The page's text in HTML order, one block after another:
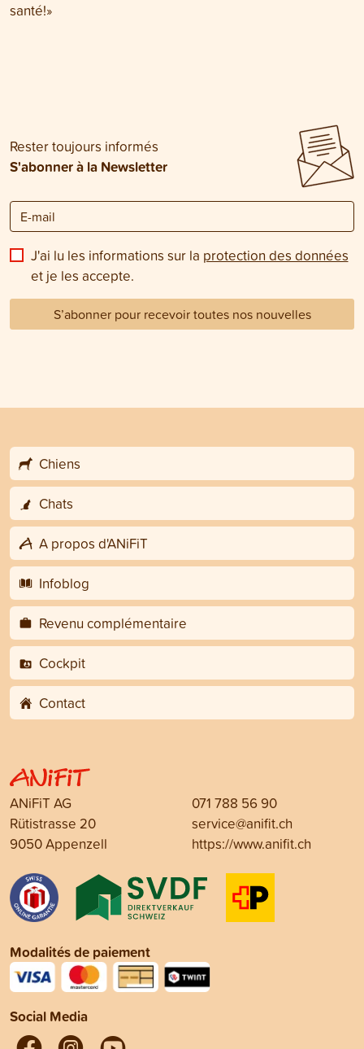
santé!»
Rester toujours informés
S'abonner à la Newsletter
J'ai lu les informations sur la protection des données
et je les accepte.
S’abonner pour recevoir toutes nos nouvelles
Chiens
Chats
A propos d'ANiFiT
Infoblog
Revenu complémentaire
Cockpit
Contact
ANiFiT AG
Rütistrasse 20
9050 Appenzell
071 788 56 90
service@anifit.ch
https://www.anifit.ch
Modalités de paiement
Social Media